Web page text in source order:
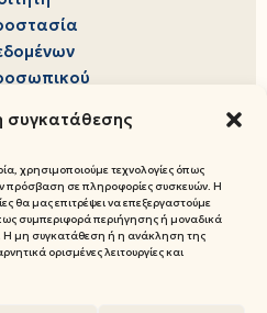
συγκατάθεσης
χρησιμοποιούμε τεχνολογίες όπως
πρόσβαση σε πληροφορίες συσκευών. Η
θα μας επιτρέψει να επεξεργαστούμε
συμπεριφορά περιήγησης ή μοναδικά
Η μη συγκατάθεση ή η ανάκληση της
ορισμένες λειτουργίες και